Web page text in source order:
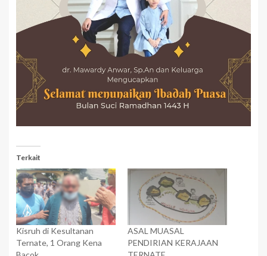
Terkait
Kisruh di Kesultanan
Ternate, 1 Orang Kena
ASAL MUASAL
PENDIRIAN KERAJAAN